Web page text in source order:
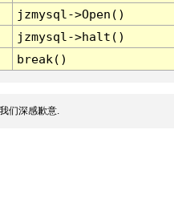
jzmysql->Open()
jzmysql->halt()
break()
们深感歉意.